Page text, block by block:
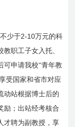
少于2-10万元的科
职工子女入托、
可申请我校“青年教
受国家和省市对应
动站根据博士后的
励；出站经考核合
才聘为副教授，享